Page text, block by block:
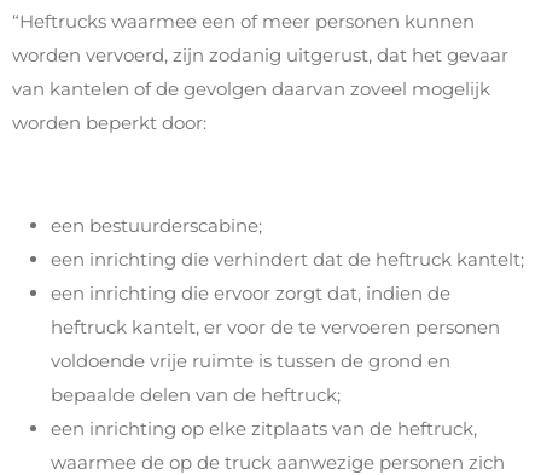
“Heftrucks waarmee een of meer personen kunnen
worden vervoerd, zijn zodanig uitgerust, dat het gevaar
van kantelen of de gevolgen daarvan zoveel mogelijk
worden beperkt door:
een bestuurderscabine;
een inrichting die verhindert dat de heftruck kantelt;
een inrichting die ervoor zorgt dat, indien de
heftruck kantelt, er voor de te vervoeren personen
voldoende vrije ruimte is tussen de grond en
bepaalde delen van de heftruck;
een inrichting op elke zitplaats van de heftruck,
waarmee de op de truck aanwezige personen zich